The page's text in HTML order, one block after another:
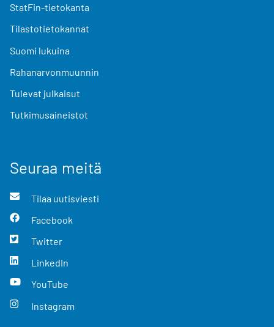
StatFin-tietokanta
Tilastotietokannat
Suomi lukuina
Rahanarvonmuunnin
Tulevat julkaisut
Tutkimusaineistot
Seuraa meitä
Tilaa uutisviesti
Facebook
Twitter
LinkedIn
YouTube
Instagram